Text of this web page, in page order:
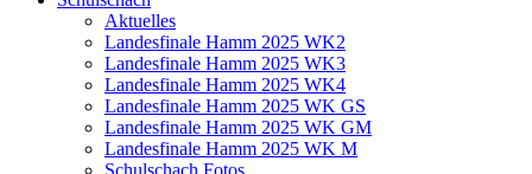
Aktuelles
Landesfinale Hamm 2025 WK2
Landesfinale Hamm 2025 WK3
Landesfinale Hamm 2025 WK4
Landesfinale Hamm 2025 WK GS
Landesfinale Hamm 2025 WK GM
Landesfinale Hamm 2025 WK M
Schulschach Fotos